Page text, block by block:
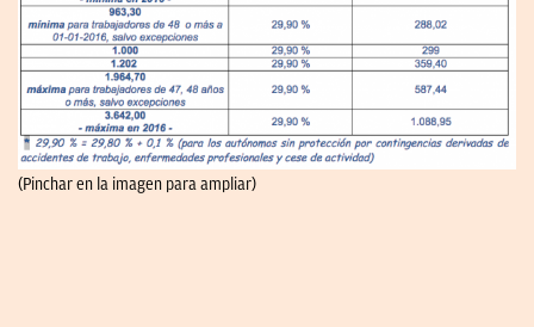
(Pinchar en la imagen para ampliar)